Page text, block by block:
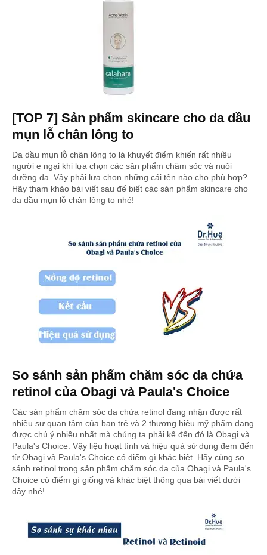
[TOP 7] Sản phẩm skincare cho da dầu
mụn lỗ chân lông to
Da dầu mụn lỗ chân lông to là khuyết điểm khiến rất nhiều
người e ngại khi lựa chọn các sản phẩm chăm sóc và nuôi
dưỡng da. Vậy phải lựa chọn những cái tên nào cho phù hợp?
Hãy tham khảo bài viết sau để biết các sản phẩm skincare cho
da dầu mụn lỗ chân lông to nhé!
So sánh sản phẩm chăm sóc da chứa
retinol của Obagi và Paula's Choice
Các sản phẩm chăm sóc da chứa retinol đang nhận được rất
nhiều sự quan tâm của bạn trẻ và 2 thương hiệu mỹ phẩm đang
được chú ý nhiều nhất mà chúng ta phải kể đến đó là Obagi và
Paula's Choice. Vậy liệu hoạt tính và hiệu quả sử dụng đem đến
từ Obagi và Paula's Choice có điểm gì khác biệt. Hãy cùng so
sánh retinol trong sản phẩm chăm sóc da của Obagi và Paula's
Choice có điểm gì giống và khác biệt thông qua bài viết dưới
đây nhé!